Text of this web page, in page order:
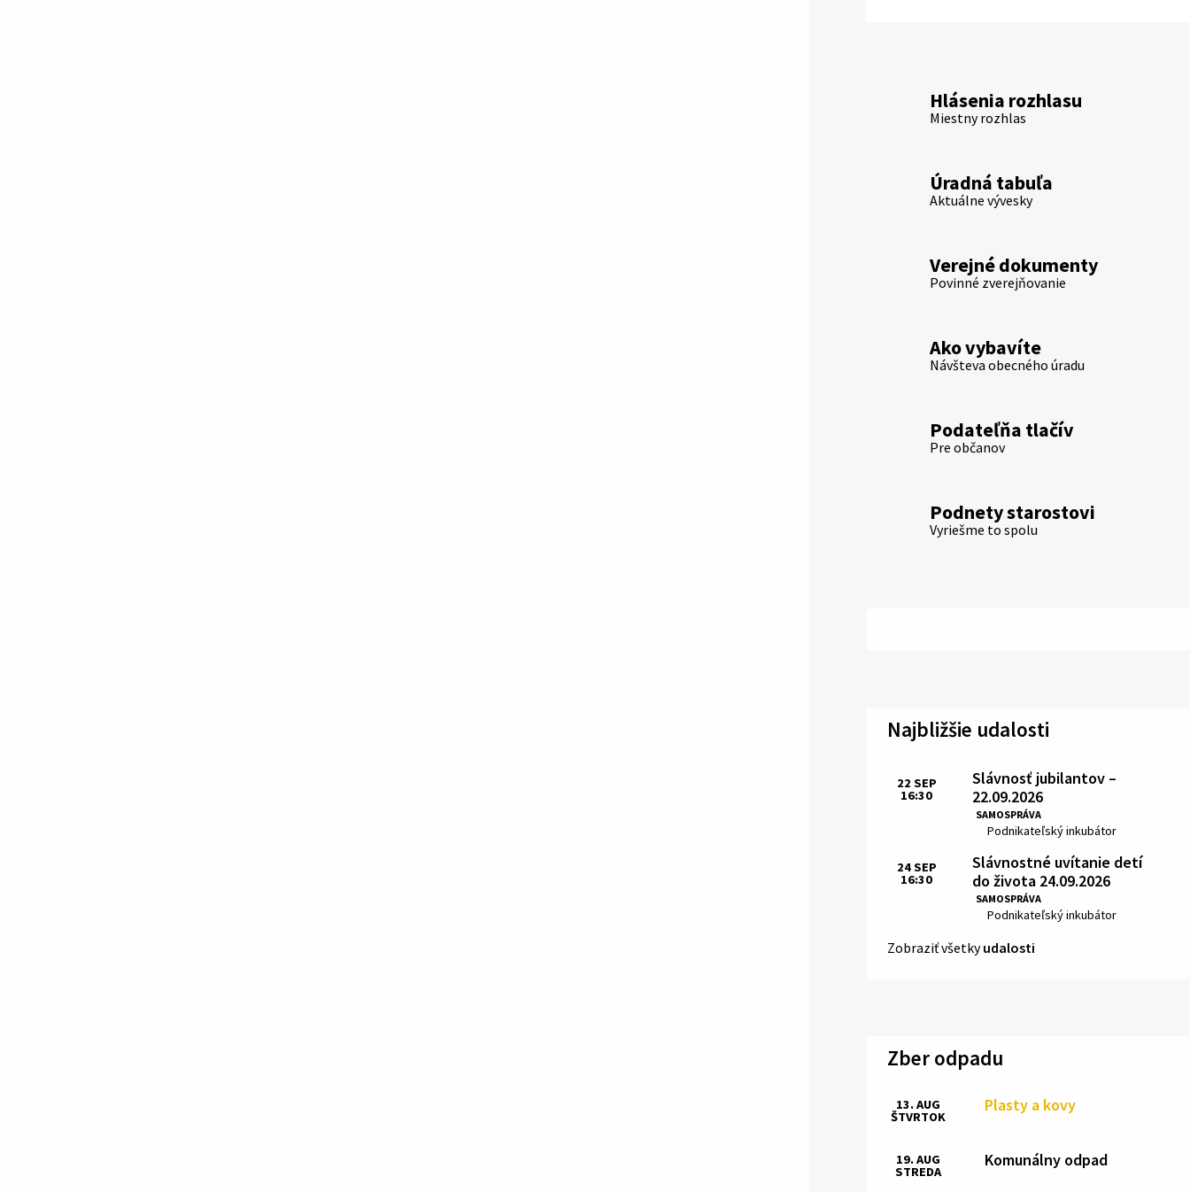
Hlásenia rozhlasu
Miestny rozhlas
Úradná tabuľa
Aktuálne vývesky
Verejné dokumenty
Povinné zverejňovanie
Ako vybavíte
Návšteva obecného úradu
Podateľňa tlačív
Pre občanov
Podnety starostovi
Vyriešme to spolu
Najbližšie udalosti
Slávnosť jubilantov –
22.09.2026
SAMOSPRÁVA
Miesto:
Podnikateľský inkubátor
Čas:
22 SEP
16:30
Slávnostné uvítanie detí
do života 24.09.2026
SAMOSPRÁVA
Miesto:
Podnikateľský inkubátor
Čas:
24SEP
16:30
Zobraziť všetkyudalosti
Zber odpadu
Plasty a kovy
13. AUG
ŠTVRTOK
Komunálny odpad
19. AUG
STREDA